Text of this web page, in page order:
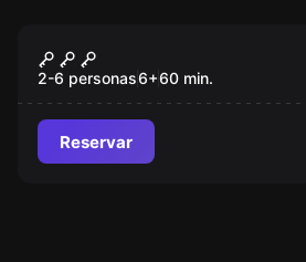
Nuevo
Escape: Comida 2050
2-6 personas6+60 min.
Reservar